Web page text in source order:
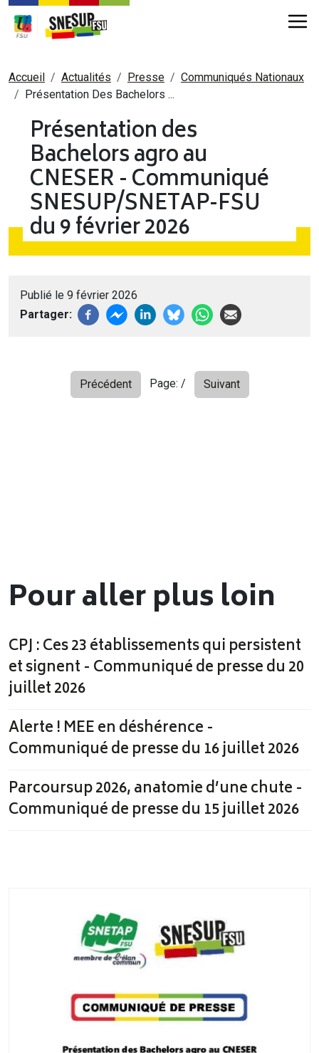
Aller au contenu principal
Fil d'Ariane
Accueil Actualités Presse
Communiqués Nationaux
Présentation Des Bachelors ...
Présentation des
Bachelors agro au
CNESER - Communiqué
SNESUP/SNETAP-FSU
du 9 février 2026
Publié le 9 février 2026
Partager
Précédent Page: / Suivant
Pour aller plus loin
CPJ : Ces 23 établissements qui persistent
et signent - Communiqué de presse du 20
juillet 2026
Alerte ! MEE en déshérence -
Communiqué de presse du 16 juillet 2026
Parcoursup 2026, anatomie d’une chute -
Communiqué de presse du 15 juillet 2026